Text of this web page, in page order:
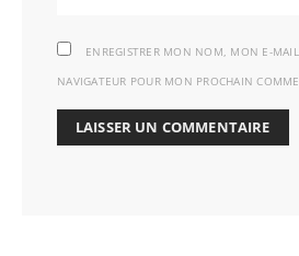
ENREGISTRER MON NOM, MON E-
NAVIGATEUR POUR MON PROCHAIN